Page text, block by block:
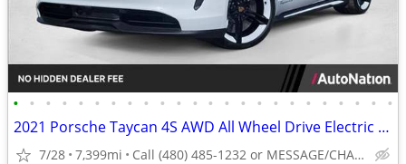
• • • • • • • • • • • • • • • • • • • • • • • •
2021 Porsche Taycan 4S AWD All Wheel Drive Electric AUTONATION
7/28 7,399mi Call (480) 485-1232 or MESSAGE/CHAT to confirm availability